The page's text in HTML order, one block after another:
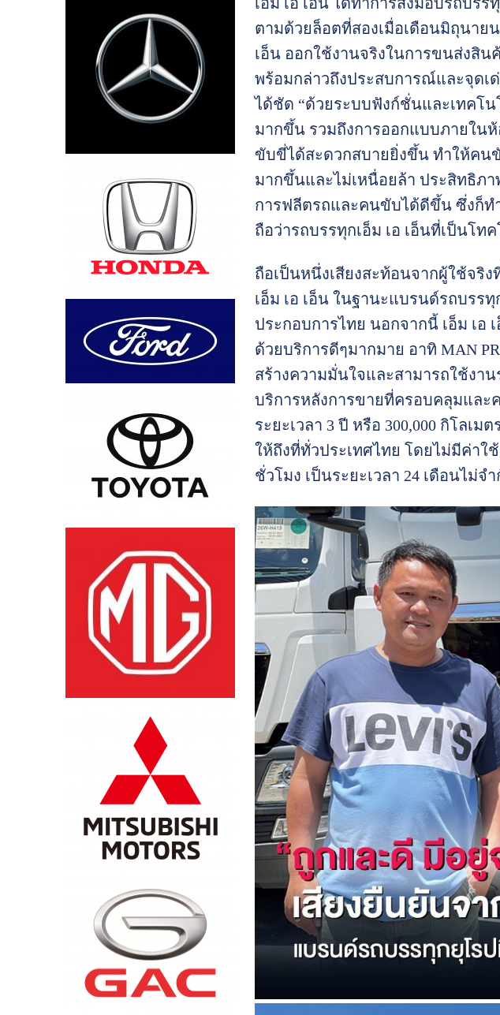
ตามด้วยล็อตที่สองเมื่อเดือนมิถุนาย
เอ็น ออกใช้งานจริงในการขนส่งสิ
พร้อมกล่าวถึงประสบการณ์และจุดเ
ได้ชัด “ด้วยระบบฟังก์ชั่นและเทคโ
มากขึ้น รวมถึงการออกแบบภายใน
ขับขี่ได้สะดวกสบายยิ่งขึ้น ทำให้คน
มากขึ้นและไม่เหนื่อยล้า ประสิทธิภ
การฟลีตรถและคนขับได้ดีขึ้น ซึ่งก็ท
ถือว่ารถบรรทุกเอ็ม เอ เอ็นที่เป็นโ
ถือเป็นหนึ่งเสียงสะท้อนจากผู้ใช้จริ
เอ็ม เอ เอ็น ในฐานะแบรนด์รถบรร
ประกอบการไทย นอกจากนี้ เอ็ม เอ
ด้วยบริการดีๆมากมาย อาทิ MAN
สร้างความมั่นใจและสามารถใช้งา
บริการหลังการขายที่ครอบคลุมและ
ระยะเวลา 3 ปี หรือ 300,000 กิโลเ
ให้ถึงที่ทั่วประเทศไทย โดยไม่มีค่าใช้
ชั่วโมง เป็นระยะเวลา 24 เดือนไม่จ